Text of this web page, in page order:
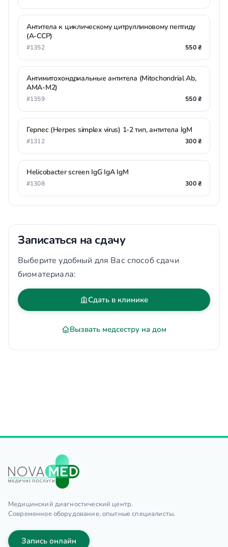
Антитела к циклическому цитруллиновому пептиду
(А-ССР)
#1352 550 ₴
Антимитохондриальные антитела (Mitochondrial Ab,
АMА-M2)
#1359 550 ₴
Герпес (Herpes simplex virus) 1-2 тип, антитела IgМ
#1312 300 ₴
Helicobacter sсreen IgG IgA IgM
#1308 300 ₴
Записаться на сдачу
Выберите удобный для Вас способ сдачи
биоматериала:
Сдать в клинике
Вызвать медсестру на дом
Медицинский диагностический центр.
Современное оборудование, опытные специалисты.
Запись онлайн